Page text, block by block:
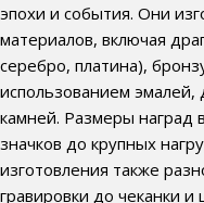
эпохи и события. Они
материалов, включая
серебро, платина),
использованием
камней. Размеры наград
значков до крупных
изготовления также
гравировки до чеканки